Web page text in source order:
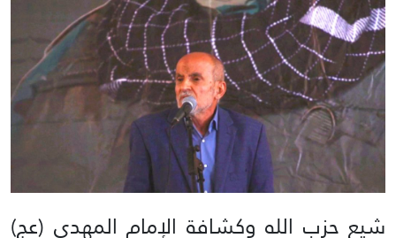
شيع حزب الله وكشافة الإمام المهدي (عج)